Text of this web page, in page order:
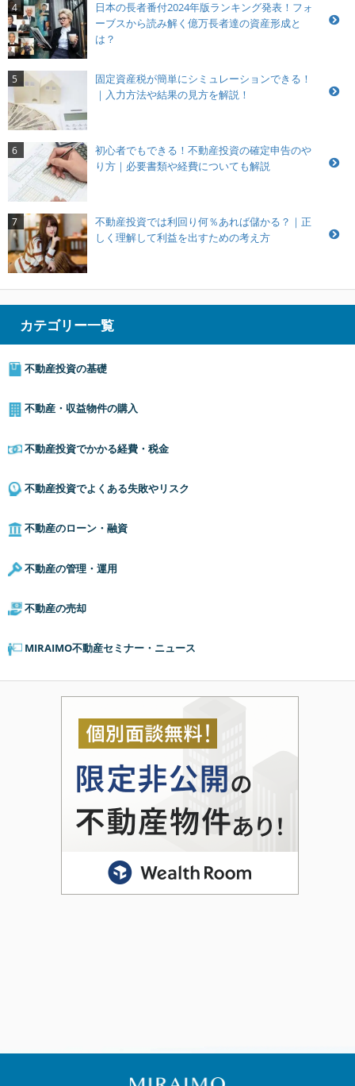
4
日本の長者番付2024年版ランキング発表！フォ
ーブスから読み解く億万長者達の資産形成と
は？
5
固定資産税が簡単にシミュレーションできる！
｜入力方法や結果の見方を解説！
6
初心者でもできる！不動産投資の確定申告のや
り方｜必要書類や経費についても解説
7
不動産投資では利回り何％あれば儲かる？｜正
しく理解して利益を出すための考え方
カテゴリー一覧
不動産投資の基礎
不動産・収益物件の購入
不動産投資でかかる経費・税金
不動産投資でよくある失敗やリスク
不動産のローン・融資
不動産の管理・運用
不動産の売却
MIRAIMO不動産セミナー・ニュース